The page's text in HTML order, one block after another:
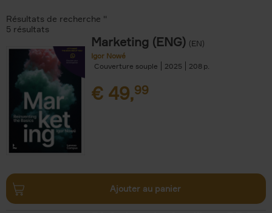
Résultats de recherche ''
5 résultats
Marketing (ENG) (EN)
Igor Nowé
Couverture souple
2025 208
€ 49,99
Ajouter au panier